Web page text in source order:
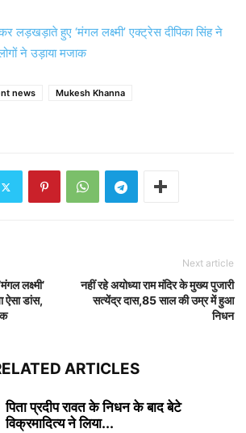
लड़खड़ाते हुए ‘मंगल लक्ष्मी’ एक्ट्रेस दीपिका सिंह ने
ने उड़ाया मजाक
news
Mukesh Khanna
लक्ष्मी’
ऐसा डांस,
Next article
नहीं रहे अयोध्या राम मंदिर के मुख्य पुजारी
सत्येंद्र दास,85 साल की उम्र में हुआ
निधन
ARTICLES
पिता प्रदीप रावत के निधन के बाद बेटे
विक्रमादित्य ने लिया...